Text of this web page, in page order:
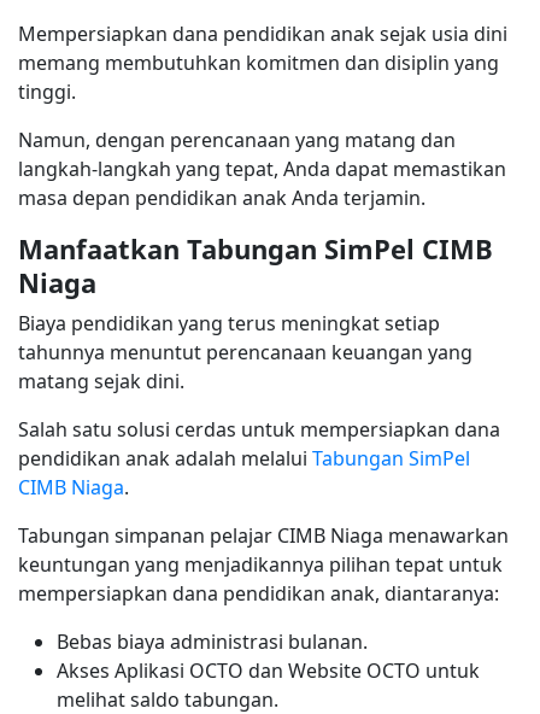
Mempersiapkan dana pendidikan anak sejak usia dini
memang membutuhkan komitmen dan disiplin yang
tinggi.
Namun, dengan perencanaan yang matang dan
langkah-langkah yang tepat, Anda dapat memastikan
masa depan pendidikan anak Anda terjamin.
Manfaatkan Tabungan SimPel CIMB
Niaga
Biaya pendidikan yang terus meningkat setiap
tahunnya menuntut perencanaan keuangan yang
matang sejak dini.
Salah satu solusi cerdas untuk mempersiapkan dana
pendidikan anak adalah melalui Tabungan SimPel
CIMB Niaga.
Tabungan simpanan pelajar CIMB Niaga menawarkan
keuntungan yang menjadikannya pilihan tepat untuk
mempersiapkan dana pendidikan anak, diantaranya:
Bebas biaya administrasi bulanan.
Akses Aplikasi OCTO dan Website OCTO untuk
melihat saldo tabungan.